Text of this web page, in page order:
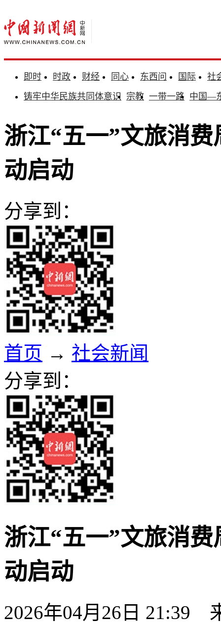
即时 时政 财经 同心 东西问 国际
社
铸牢中华民族共同体意识 宗教 一带一路 中国—
浙江“五一”文旅消
动启动
分享到：
首页 → 社会新闻
分享到：
浙江“五一”文旅消
动启动
2026年04月26日 21:39